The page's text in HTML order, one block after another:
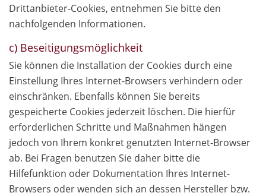
Drittanbieter-Cookies, entnehmen Sie bitte den
nachfolgenden Informationen.
c) Beseitigungsmöglichkeit
Sie können die Installation der Cookies durch eine
Einstellung Ihres Internet-Browsers verhindern oder
einschränken. Ebenfalls können Sie bereits
gespeicherte Cookies jederzeit löschen. Die hierfür
erforderlichen Schritte und Maßnahmen hängen
jedoch von Ihrem konkret genutzten Internet-Browser
ab. Bei Fragen benutzen Sie daher bitte die
Hilfefunktion oder Dokumentation Ihres Internet-
Browsers oder wenden sich an dessen Hersteller bzw.